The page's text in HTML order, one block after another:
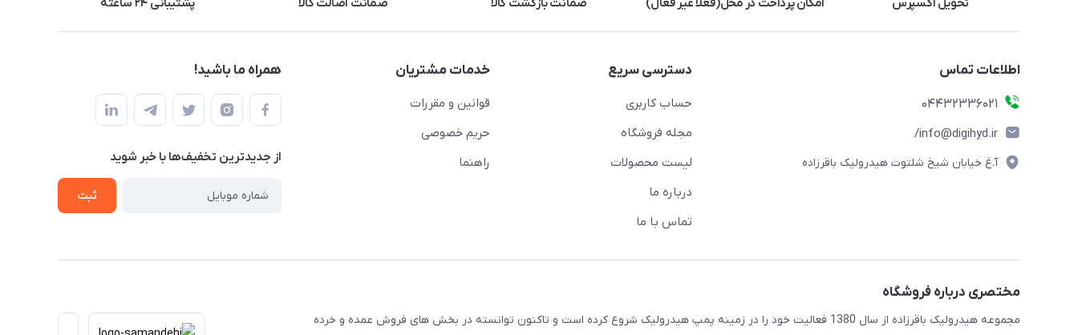
تحویل اکسپرس امکان پرداخت در محل(فعلا غیر فعال) ضمانت بازگشت کالا ضمانت اصالت کالا پشتیبانی ۲۴ ساعته
اطلاعات تماس
04432336021
info@digihyd.ir/
آ.غ خیابان شیخ شلتوت هیدرولیک باقرزاده
دسترسی سریع
حساب کاربری
مجله فروشگاه
لیست محصولات
درباره ما
تماس با ما
خدمات مشتریان
قوانین و مقررات
حریم خصوصی
راهنما
همراه ما باشید!
از جدید‌ترین تخفیف‌ها با‌ خبر شوید
ثبت
مختصری درباره فروشگاه
مجموعه هیدرولیک باقرزاده از سال 1380 فعالیت خود را در زمینه پمپ هیدرولیک شروع کرده است و تاکنون توانسته در بخش های فروش عمده و خرده